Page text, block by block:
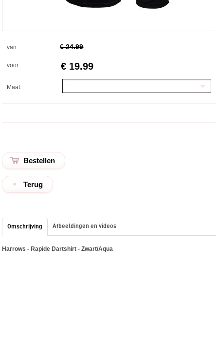
van € 24.99
voor € 19.99
Maat: -
Terug
Omschrijving Afbeeldingen en videos
Harrows - Rapide Dartshirt - Zwart/Aqua